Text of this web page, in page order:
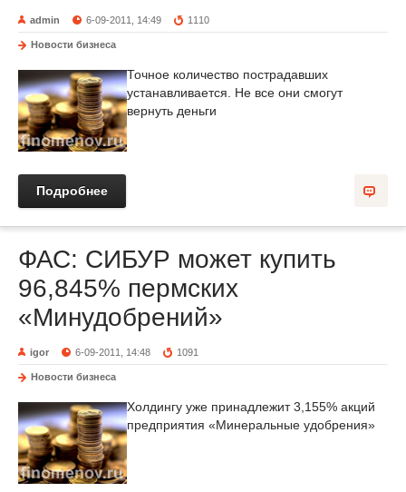
admin 6-09-2011, 14:49 1110
Новости бизнеса
Точное количество пострадавших
устанавливается. Не все они смогут
вернуть деньги
Подробнее
ФАС: СИБУР может купить
96,845% пермских
«Минудобрений»
igor 6-09-2011, 14:48 1091
Новости бизнеса
Холдингу уже принадлежит 3,155% акций
предприятия «Минеральные удобрения»